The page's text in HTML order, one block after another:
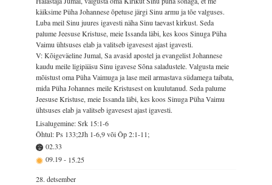
käiksime Püha Johannese õpetuse järgi Sinu armu ja tõe valguses.
Luba meil Sinu juures igavesti näha Sinu taevast kirkust. Seda
palume Jeesuse Kristuse, meie Issanda läbi, kes koos Sinuga Püha
Vaimu ühtsuses elab ja valitseb igavesest ajast igavesti.
V: Kõigeväeline Jumal, Sa avasid apostel ja evangelist Johannese
kaudu meile ligipääsu Sinu igavese Sõna saladustele. Valgusta meie
mõistust oma Püha Vaimuga ja lase meil armastava südamega taibata,
mida Püha Johannes meile Kristusest on kuulutanud. Seda palume
Jeesuse Kristuse, meie Issanda läbi, kes koos Sinuga Püha Vaimu
ühtsuses elab ja valitseb igavesest ajast igavesti.
Lisalugemine: Srk 15:1-6
Õhtul: Ps 133;2Jh 1-6,9 või Õp 2:1-11;
02.33
09.19- 15.25
28. detsember